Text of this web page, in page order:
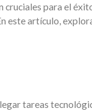
para el
este artículo,
tareas